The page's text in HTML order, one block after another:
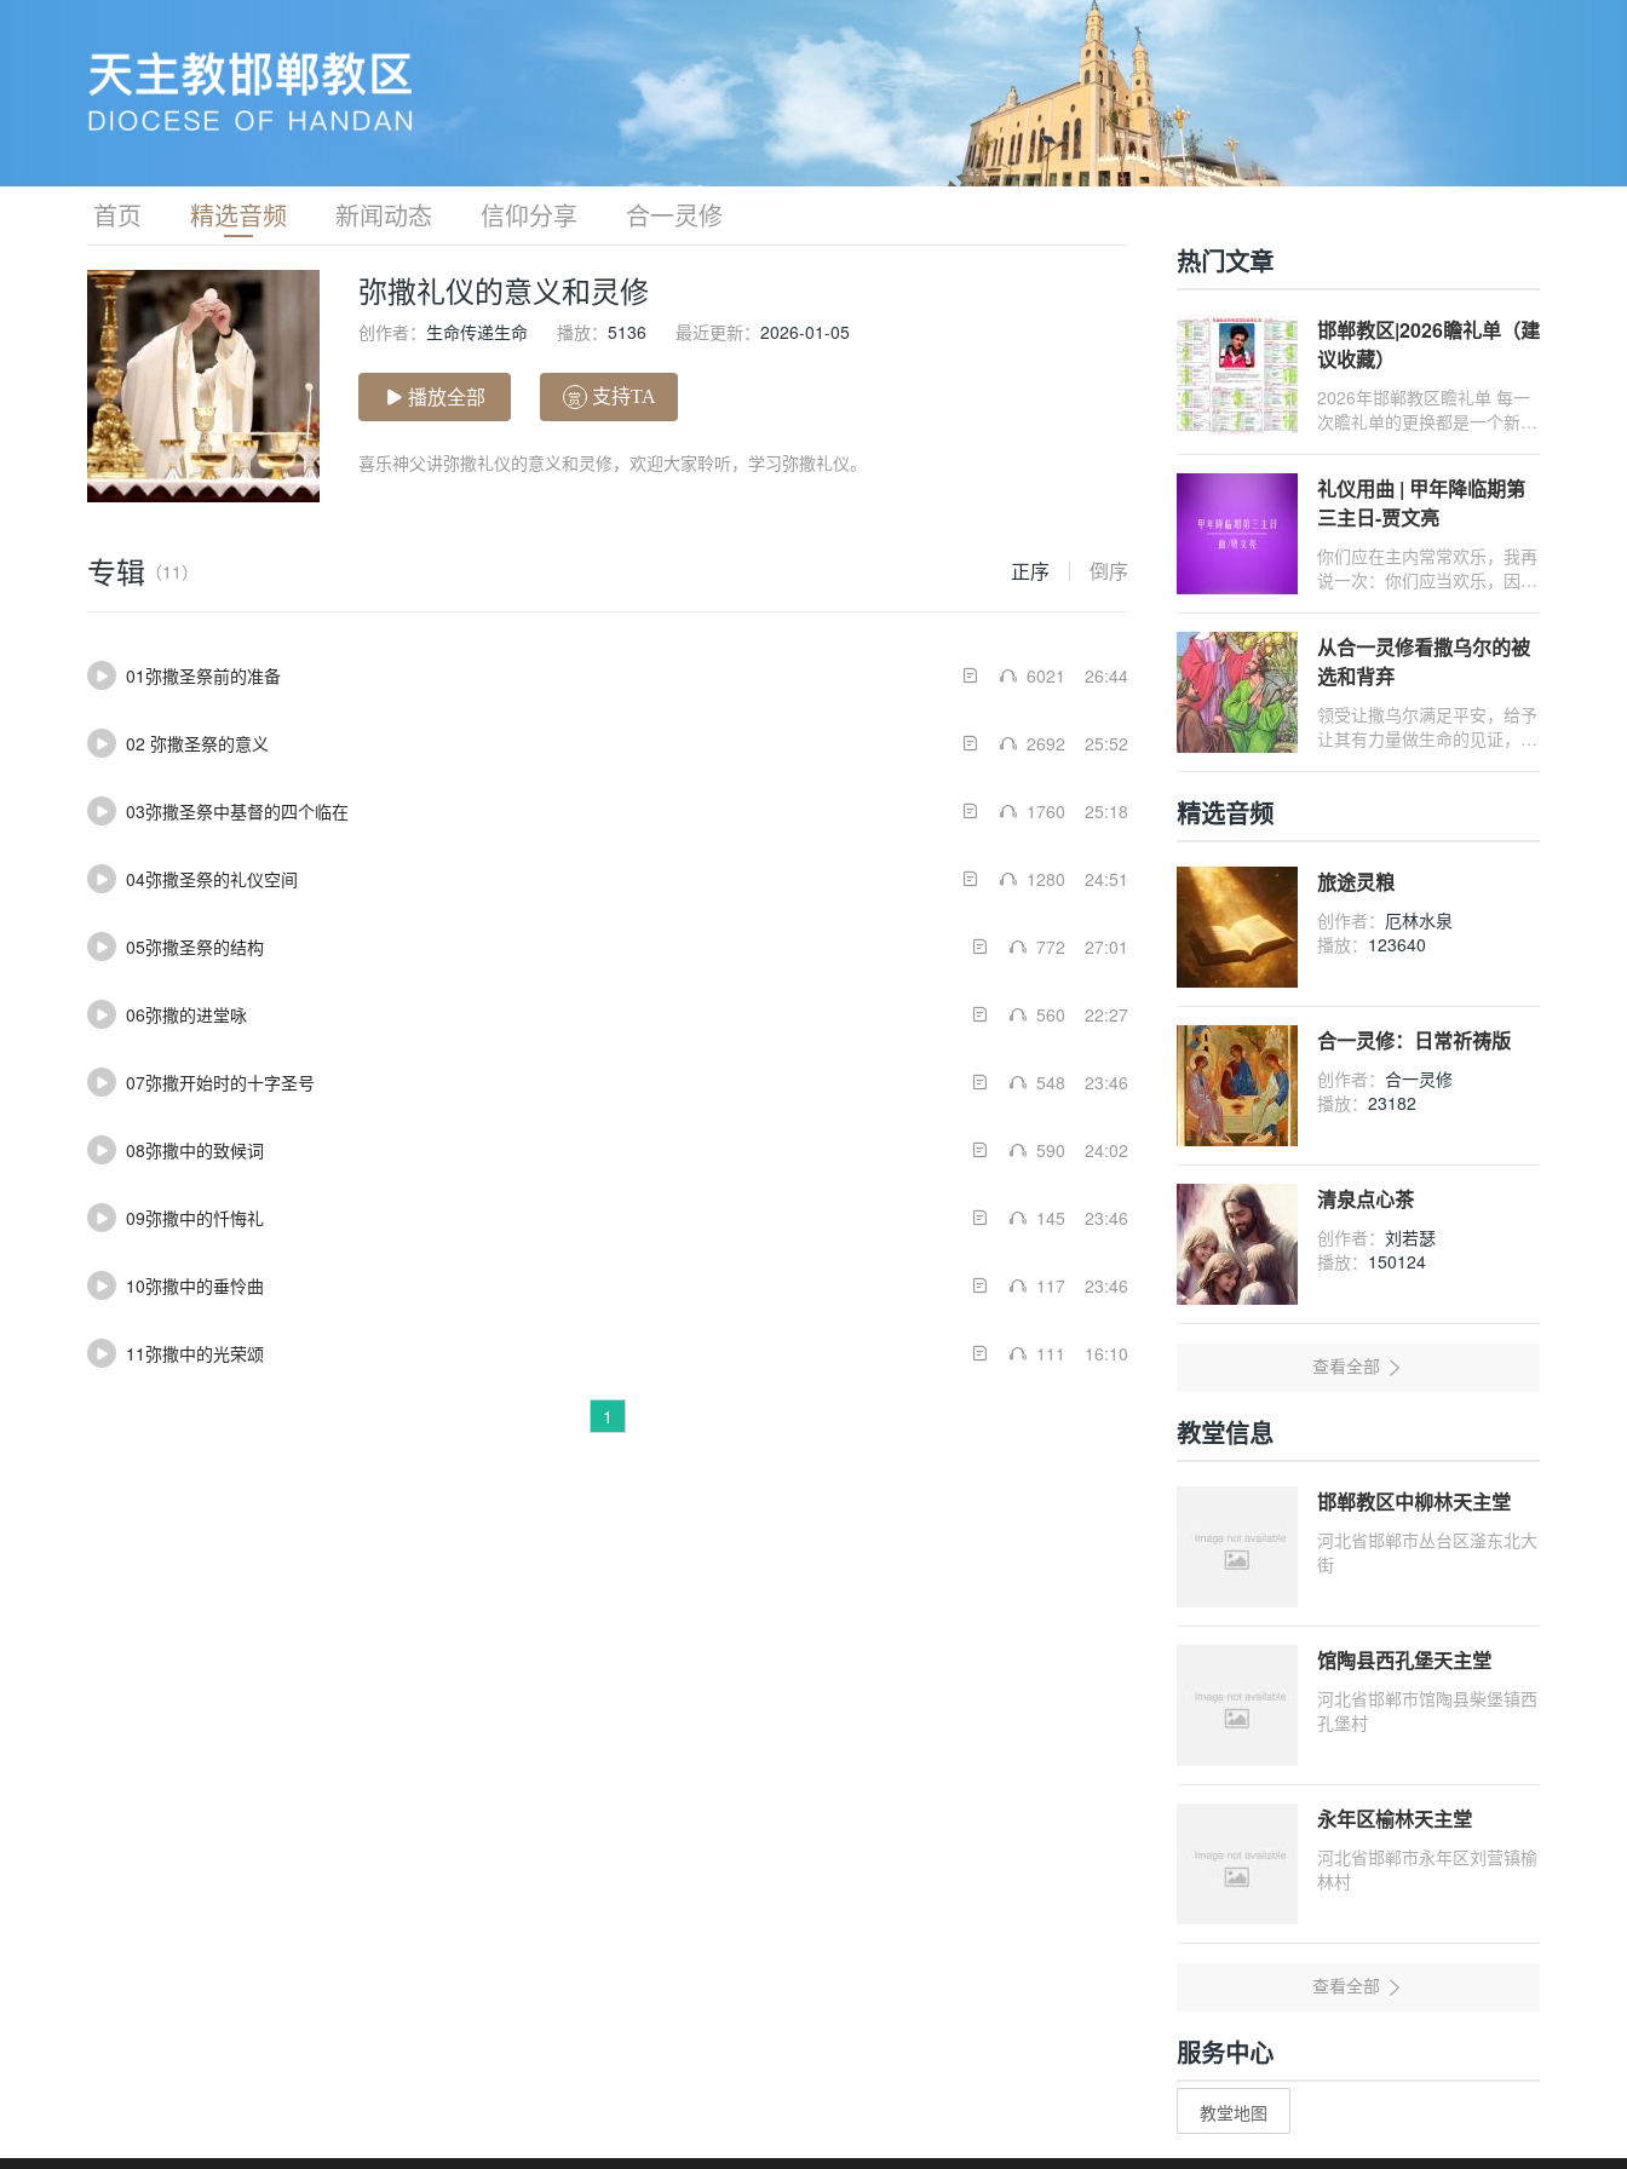
首页 精选音频 新闻动态 信仰分享 合一灵修
弥撒礼仪的意义和灵修
创作者： 生命传递生命 播放： 5136 最近更新： 2026-01-05
播放全部 赏 支持TA
喜乐神父讲弥撒礼仪的意义和灵修，欢迎大家聆听，学习弥撒礼仪。
专辑 （11） 正序 倒序
01弥撒圣祭前的准备 6021 26:44
02 弥撒圣祭的意义 2692 25:52
03弥撒圣祭中基督的四个临在 1760 25:18
04弥撒圣祭的礼仪空间 1280 24:51
05弥撒圣祭的结构 772 27:01
06弥撒的进堂咏 560 22:27
07弥撒开始时的十字圣号 548 23:46
08弥撒中的致候词 590 24:02
09弥撒中的忏悔礼 145 23:46
10弥撒中的垂怜曲 117 23:46
11弥撒中的光荣颂 111 16:10
1
热门文章
邯郸教区|2026瞻礼单（建
议收藏）
2026年邯郸教区瞻礼单 每一
次瞻礼单的更换都是一个新的
的历法，以将临期第一主日开
始，历经将临期、圣诞期、四
旬期、复活期，最后以常年期
结束。 通过不同节期循环庆
祝耶稣的降孕、诞生、受难、
的信仰。 礼仪年包括主日庆
祝、各类庆节（节日、庆日、
纪念日）以及常年期。
礼仪用曲 | 甲年降临期第
三主日-贾文亮
你们应在主内常常欢乐，我再
说一次：你们应当欢乐，因为
从合一灵修看撒乌尔的被
选和背弃
领受让撒乌尔满足平安，给予
让其有力量做生命的见证，但
理的合一
精选音频
旅途灵粮
创作者： 厄林水泉
播放： 123640
合一灵修：日常祈祷版
创作者： 合一灵修
播放： 23182
清泉点心茶
创作者： 刘若瑟
播放： 150124
教堂信息
邯郸教区中柳林天主堂
河北省邯郸市丛台区滏东北大
街
馆陶县西孔堡天主堂
河北省邯郸市馆陶县柴堡镇西
孔堡村
永年区榆林天主堂
河北省邯郸市永年区刘营镇榆
林村
服务中心
教堂地图